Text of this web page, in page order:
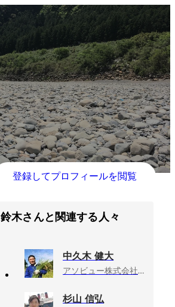
登録してプロフィールを閲覧
鈴木さんと関連する人々
中久木 健大
アソビュー株式会社会社, ヒューマンキャピタル推進室 室長
杉山 信弘